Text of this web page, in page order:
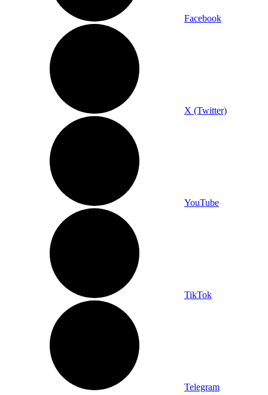
Facebook
X (Twitter)
YouTube
TikTok
Telegram